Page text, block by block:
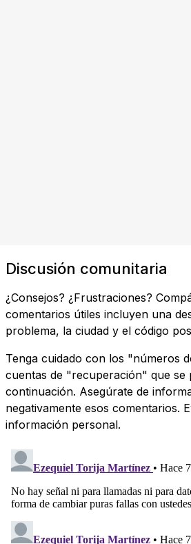
Discusión comunitaria
¿Consejos? ¿Frustraciones?
comentarios útiles incluyen una
problema, la ciudad y el código
Tenga cuidado con los "números
cuentas de "recuperación" que se
continuación. Asegúrate de
negativamente esos comentarios.
información personal.